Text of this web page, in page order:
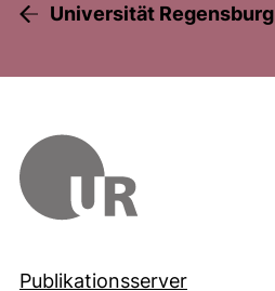
Universität Regensburg
Publikationsserver